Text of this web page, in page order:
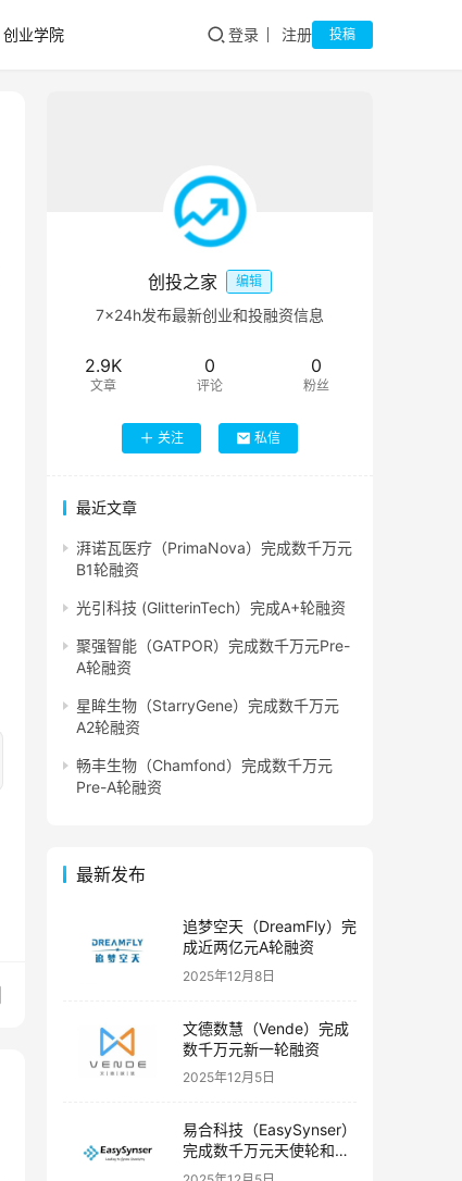
创业学院 登录 注册 投稿
创投之家 编辑
7×24h发布最新创业和投融资信息
2.9K
文章
0
评论
0
粉丝
关注 私信
最近文章
湃诺瓦医疗（PrimaNova）完成数千万元
B1轮融资
光引科技 (GlitterinTech）完成A+轮融资
聚强智能（GATPOR）完成数千万元Pre-
A轮融资
星眸生物（StarryGene）完成数千万元
A2轮融资
畅丰生物（Chamfond）完成数千万元
Pre-A轮融资
最新发布
追梦空天（DreamFly）完
成近两亿元A轮融资
2025年12月8日
文德数慧（Vende）完成
数千万元新一轮融资
2025年12月5日
易合科技（EasySynser）
完成数千万元天使轮和天
使+轮融资